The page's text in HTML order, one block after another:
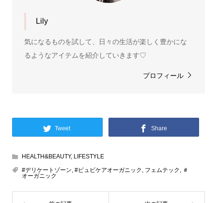
Lily
気になるものを試して、日々の生活が楽しく豊かにな
るようなアイテムを紹介していきます♡
プロフィール
Tweet Share
HEALTH&BEAUTY, LIFESTYLE
#デリケートゾーン, #ピュビケアオーガニック , フェムテック , ＃
オーガニック